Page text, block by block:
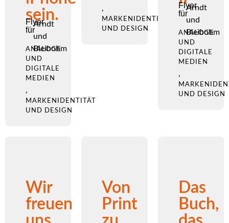
sein.
Flyer
für
Arndt
und
Bleibohm
ANALOGE
UND
DIGITALE
MEDIEN
,
MARKENIDENTITÄT
UND DESIGN
,
MARKENIDENTITÄT
UND DESIGN
Flyer
für
Arndt
und
Bleibohm
ANALOGE
UND
DIGITALE
MEDIEN
,
UND DESIGN
Wir
freuen
Von
Print
Das
Buch,